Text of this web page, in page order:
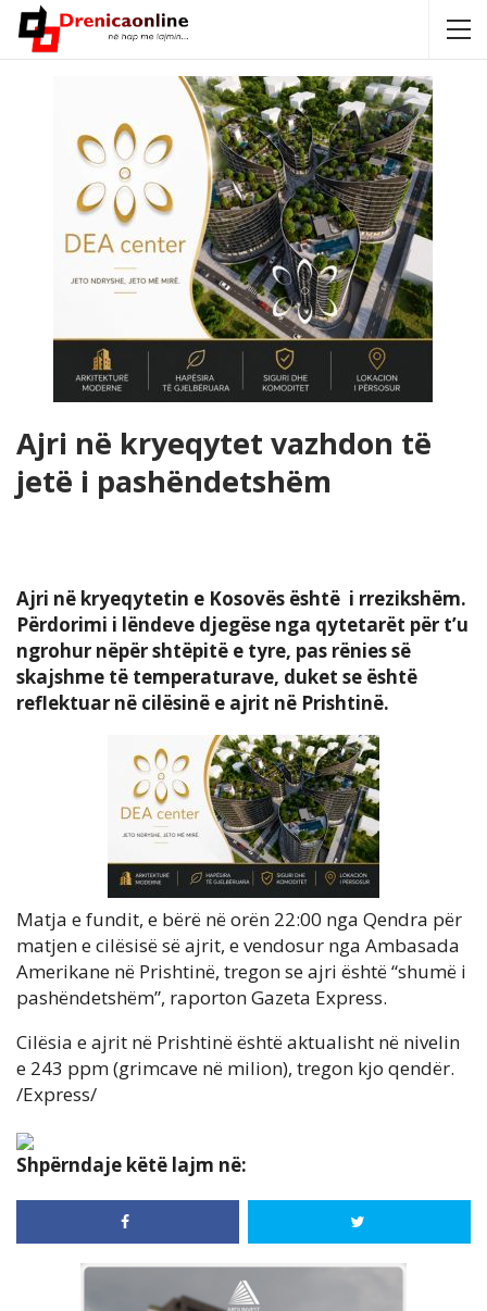
Ajri në kryeqytet vazhdon të
jetë i pashëndetshëm
Ajri në kryeqytetin e Kosovës është i rrezikshëm.
Përdorimi i lëndeve djegëse nga qytetarët për t’u
ngrohur nëpër shtëpitë e tyre, pas rënies së
skajshme të temperaturave, duket se është
reflektuar në cilësinë e ajrit në Prishtinë.
Matja e fundit, e bërë në orën 22:00 nga Qendra për
matjen e cilësisë së ajrit, e vendosur nga Ambasada
Amerikane në Prishtinë, tregon se ajri është “shumë i
pashëndetshëm”, raporton Gazeta Express.
Cilësia e ajrit në Prishtinë është aktualisht në nivelin
e 243 ppm (grimcave në milion), tregon kjo qendër.
/Express/
Shpërndaje këtë lajm në: